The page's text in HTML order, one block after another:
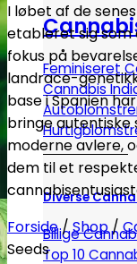
Feminiseret
Cannabis
Diverse
Billige
Top 10
I løbet af de
etableret sig
fokus på
landrace-
base i Spanien
bringe
moderne avlere,
dem til et
Forside /Shop/
Seeds